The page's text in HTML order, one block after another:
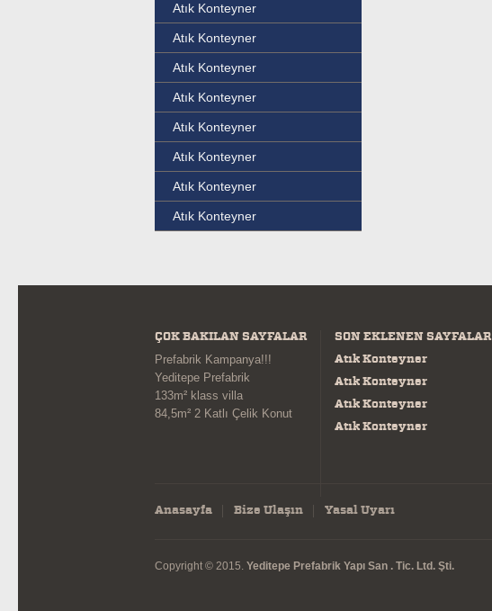
Atık Konteyner
Atık Konteyner
Atık Konteyner
Atık Konteyner
Atık Konteyner
Atık Konteyner
Atık Konteyner
Atık Konteyner
ÇOK BAKILAN SAYFALAR
Prefabrik Kampanya!!!
Yeditepe Prefabrik
133m² klass villa
84,5m² 2 Katlı Çelik Konut
SON EKLENEN SAYFALAR
Atık Konteyner
Atık Konteyner
Atık Konteyner
Atık Konteyner
Anasayfa Bize Ulaşın Yasal Uyarı
Copyright © 2015. Yeditepe Prefabrik Yapı San . Tic. Ltd. Şti.